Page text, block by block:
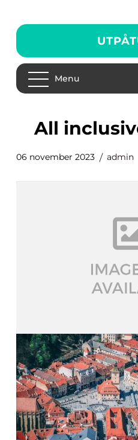
Menu
all
06 november 2023 admin